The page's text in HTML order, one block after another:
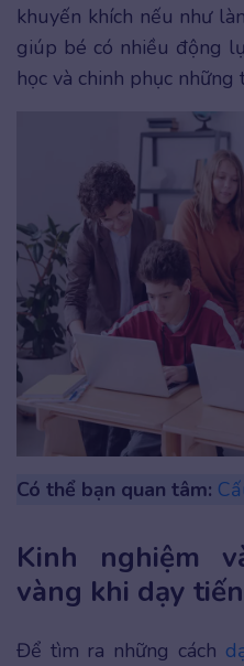
khuyến khích nếu như
giúp bé có nhiều động
học và chinh phục những
Có thể bạn quan tâm:
Kinh nghiệm
vàng khi dạy
Để tìm ra những cách